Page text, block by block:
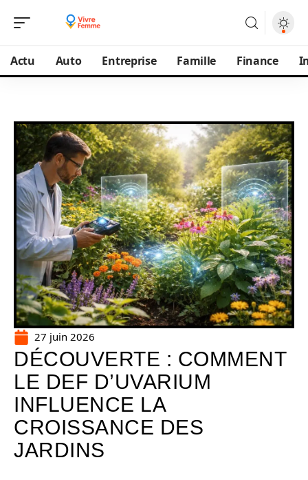
Actu Auto Entreprise Famille Finance
27 juin 2026
DÉCOUVERTE : COMMENT
LE DEF D’UVARIUM
INFLUENCE LA
CROISSANCE DES
JARDINS